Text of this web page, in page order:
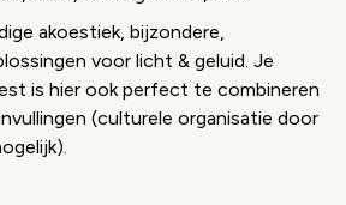
akoestiek, bijzondere,
voor licht & geluid. Je
is hier ook perfect te combineren
(culturele organisatie door